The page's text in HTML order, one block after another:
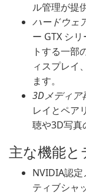
ル管理が提
ハードウェ
ー GTX シ
トする一部
ィスプレイ
ます。
3Dメディア
レイとペア
聴や3D写真
主な機能と
NVIDIA認
ティブシャ